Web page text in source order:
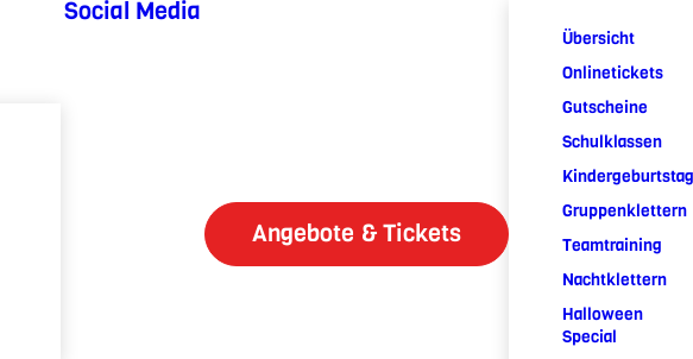
Social Media
Angebote & Tickets
Übersicht
Onlinetickets
Gutscheine
Schulklassen
Kindergeburtstag
Gruppenklettern
Teamtraining
Nachtklettern
Halloween
Special